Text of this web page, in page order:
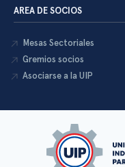
AREA DE SOCIOS
Mesas Sectoriales
Gremios socios
Asociarse a la UIP